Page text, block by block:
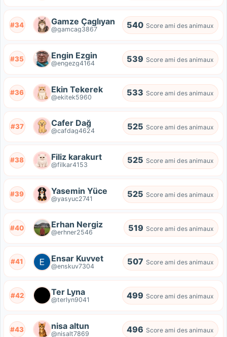
#34 Gamze Çaglıyan
@gamcag3867 540 Score ami des animaux
#35 Engin Ezgin
@engezg4164 539 Score ami des animaux
#36 Ekin Tekerek
@ekitek5960 533 Score ami des animaux
#37 Cafer Dağ
@cafdag4624 525 Score ami des animaux
#38 Filiz karakurt
@filkar4153 525 Score ami des animaux
#39 Yasemin Yüce
@yasyuc2741 525 Score ami des animaux
#40 Erhan Nergiz
@erhner2546 519 Score ami des animaux
#41 Ensar Kuvvet
@enskuv7304 507 Score ami des animaux
#42 Ter Lyna
@terlyn9041 499 Score ami des animaux
#43 nisa altun
@nisalt7869 496 Score ami des animaux